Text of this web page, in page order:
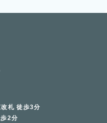
札 徒歩3分
2分